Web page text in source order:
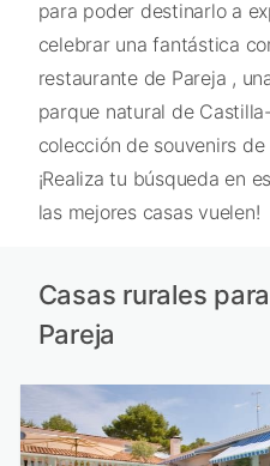
para poder destinarlo a
celebrar una fantástica
restaurante de Pareja ,
parque natural de
colección de souvenirs
¡Realiza tu búsqueda en
las mejores casas vuelen!
Casas rurales
Pareja